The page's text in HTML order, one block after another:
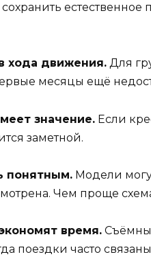
сохранить
хода движения. Для
месяцы ещё
значение. Если
заметной.
понятным. Модели
Чем проще
время.
поездки часто